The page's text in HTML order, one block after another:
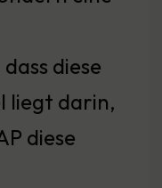
diese
liegt darin,
diese